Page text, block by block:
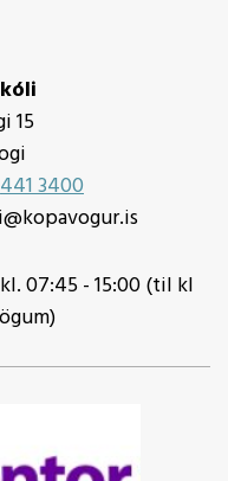
15
441 3400
07:45 - 15:00 (til kl